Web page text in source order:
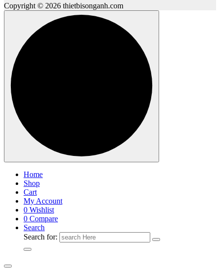
Copyright © 2026 thietbisonganh.com
Home
Shop
Cart
My Account
0 Wishlist
0 Compare
Search
Search for: